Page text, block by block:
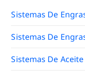
Sistemas De
Sistemas De
Sistemas De